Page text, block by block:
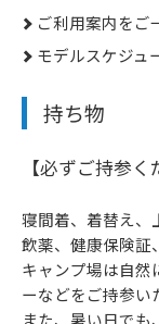
ご利用案内をご
モデルスケジュ
持ち物
【必ずご持参く
寝間着、着替え、
飲薬、健康保険証
キャンプ場は自然
ーなどをご持参い
また、暑い日で